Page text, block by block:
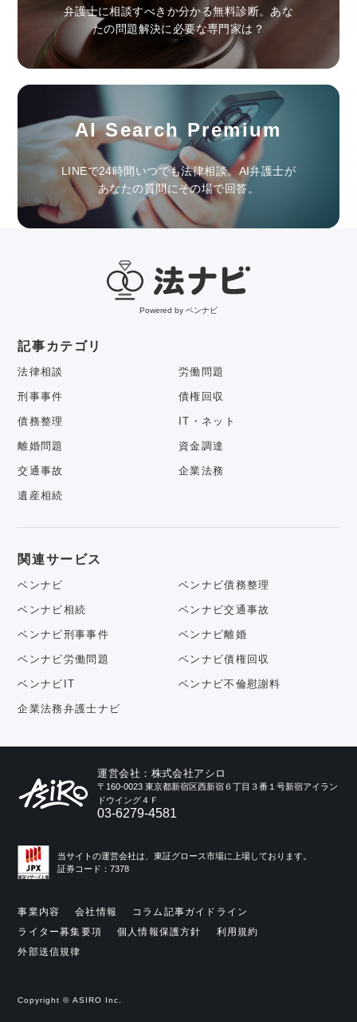
弁護士に相談すべきか分かる無料診断。あな
たの問題解決に必要な専門家は？
AI Search Premium
LINEで24時間いつでも法律相談。AI弁護士が
あなたの質問にその場で回答。
Powered by ベンナビ
記事カテゴリ
法律相談 労働問題
刑事事件 債権回収
債務整理 IT・ネット
離婚問題 資金調達
交通事故 企業法務
遺産相続
関連サービス
ベンナビ ベンナビ債務整理
ベンナビ相続 ベンナビ交通事故
ベンナビ刑事事件 ベンナビ離婚
ベンナビ労働問題 ベンナビ債権回収
ベンナビIT ベンナビ不倫慰謝料
企業法務弁護士ナビ
運営会社：株式会社アシロ
〒160-0023 東京都新宿区西新宿６丁目３番１号新宿アイラン
ドウイング４Ｆ
03-6279-4581
当サイトの運営会社は、東証グロース市場に上場しております。
証券コード：7378
事業内容 会社情報
コラム記事ガイドライン
ライター募集要項
個人情報保護方針
利用規約
外部送信規律
Copyright © ASIRO Inc.